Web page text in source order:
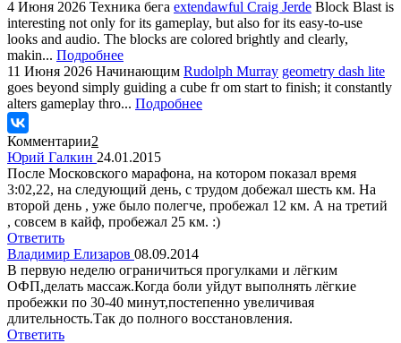
4 Июня 2026 Техника бега extendawful Craig Jerde Block Blast is
interesting not only for its gameplay, but also for its easy-to-use
looks and audio. The blocks are colored brightly and clearly,
makin... Подробнее
11 Июня 2026 Начинающим Rudolph Murray geometry dash lite
goes beyond simply guiding a cube fr om start to finish; it constantly
alters gameplay thro... Подробнее
Комментарии2
Юрий Галкин 24.01.2015
После Московского марафона, на котором показал время
3:02,22, на следующий день, с трудом добежал шесть км. На
второй день , уже было полегче, пробежал 12 км. А на третий
, совсем в кайф, пробежал 25 км. :)
Ответить
Владимир Елизаров 08.09.2014
В первую неделю ограничиться прогулками и лёгким
ОФП,делать массаж.Когда боли уйдут выполнять лёгкие
пробежки по 30-40 минут,постепенно увеличивая
длительность.Так до полного восстановления.
Ответить